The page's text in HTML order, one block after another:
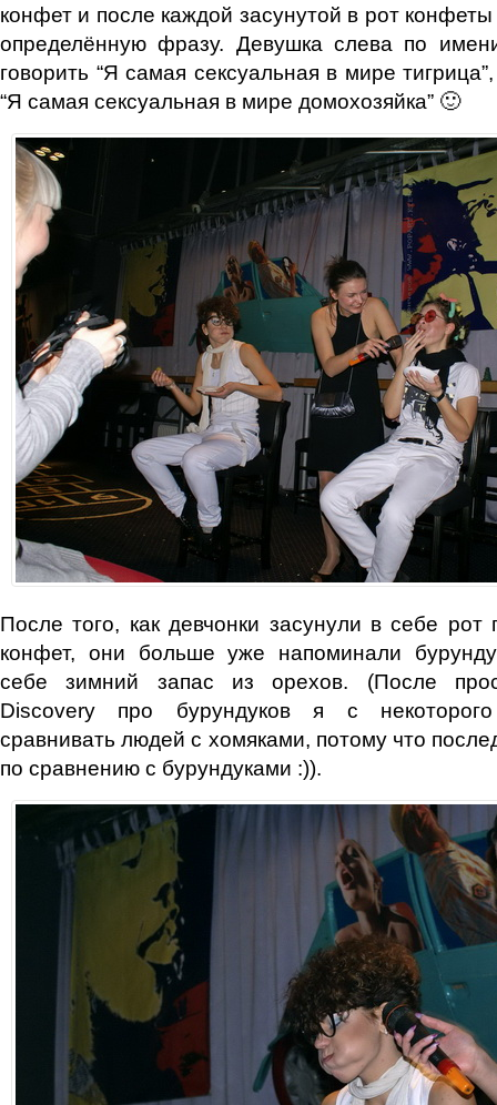
конфет и после каждой засунутой в рот
определённую фразу. Девушка слева по
говорить “Я самая сексуальная в мире
“Я самая сексуальная в мире домохозяйка” 🙂
После того, как девчонки засунули в себе рот
конфет, они больше уже напоминали
себе зимний запас из орехов. (После
Discovery про бурундуков я с
сравнивать людей с хомяками, потому что
по сравнению с бурундуками :)).